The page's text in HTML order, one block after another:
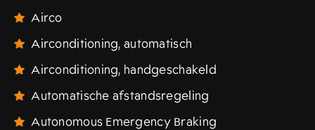
Airco
Airconditioning, automatisch
Airconditioning, handgeschakeld
Automatische afstandsregeling
Autonomous Emergency Braking